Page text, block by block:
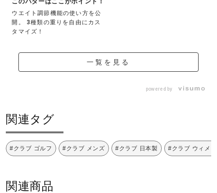
ウエイト調節機能の使い方を公
開。 3種類の重りを自由にカス
タマイズ！
一覧を見る
powered by
関連タグ
#クラブ ゴルフ #クラブ メンズ #クラブ 日本製 #クラブ ウィメ
関連商品